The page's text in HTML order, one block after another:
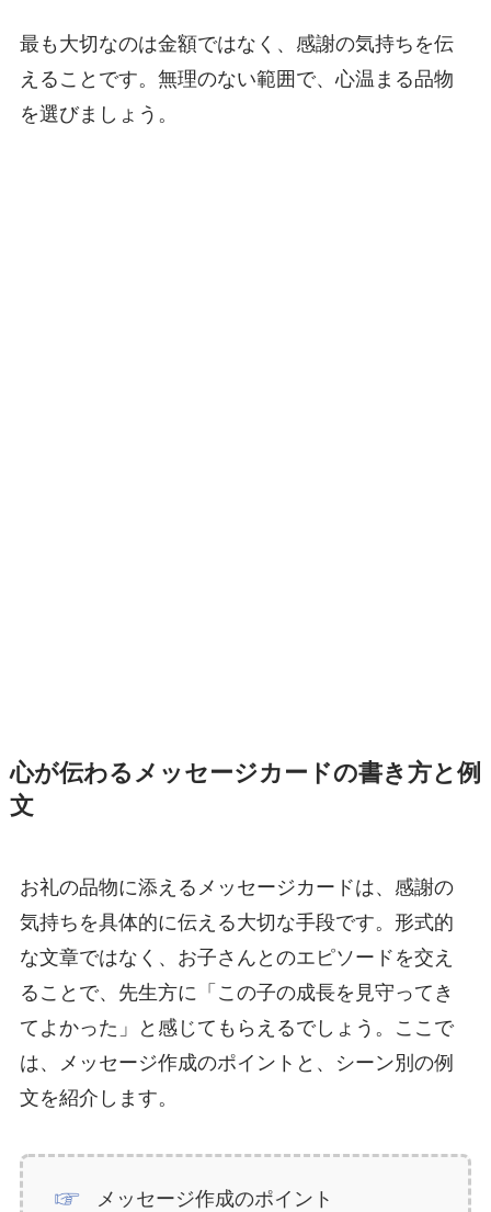
最も大切なのは金額ではなく、感謝の気持ちを伝
えることです。無理のない範囲で、心温まる品物
を選びましょう。
心が伝わるメッセージカードの書き方と例
文
お礼の品物に添えるメッセージカードは、感謝の
気持ちを具体的に伝える大切な手段です。形式的
な文章ではなく、お子さんとのエピソードを交え
ることで、先生方に「この子の成長を見守ってき
てよかった」と感じてもらえるでしょう。ここで
は、メッセージ作成のポイントと、シーン別の例
文を紹介します。
メッセージ作成のポイント